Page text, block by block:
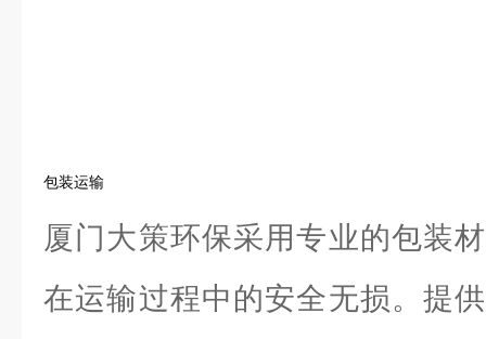
包装运输
厦门大策环保采用专业的包装
在运输过程中的安全无损。提